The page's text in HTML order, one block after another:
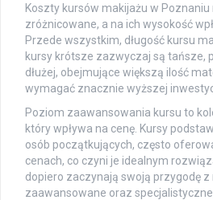
Koszty kursów makijażu w
zróżnicowane, a na ich wysokość
Przede wszystkim, długość kursu
kursy krótsze zazwyczaj są tańsze,
dłużej, obejmujące większą ilość
wymagać znacznie wyższej
Poziom zaawansowania kursu to
który wpływa na cenę. Kursy
osób początkujących, często
cenach, co czyni je idealnym
dopiero zaczynają swoją przygodę
zaawansowane oraz